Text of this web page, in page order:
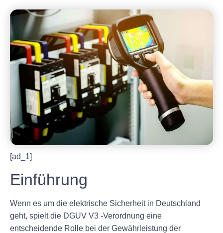
[ad_1]
Einführung
Wenn es um die elektrische Sicherheit in Deutschland
geht, spielt die DGUV V3 -Verordnung eine
entscheidende Rolle bei der Gewährleistung der